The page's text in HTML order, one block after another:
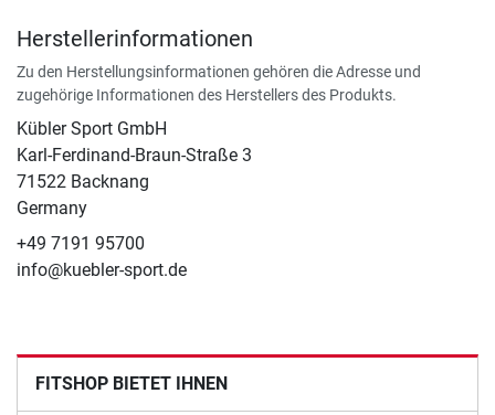
Herstellerinformationen
Zu den Herstellungsinformationen gehören die Adresse und
zugehörige Informationen des Herstellers des Produkts.
Kübler Sport GmbH
Karl-Ferdinand-Braun-Straße 3
71522 Backnang
Germany
+49 7191 95700
info@kuebler-sport.de
FITSHOP BIETET IHNEN